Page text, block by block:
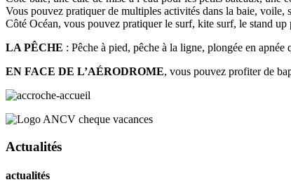
Vous pouvez pratiquer de multiples activités dans la baie,
Côté Océan, vous pouvez pratiquer le surf, kite surf, le stand
LA PÊCHE : Pêche à pied, pêche à la ligne, plongée en
EN FACE DE L’AÉRODROME, vous pouvez profiter de
Actualités
actualités